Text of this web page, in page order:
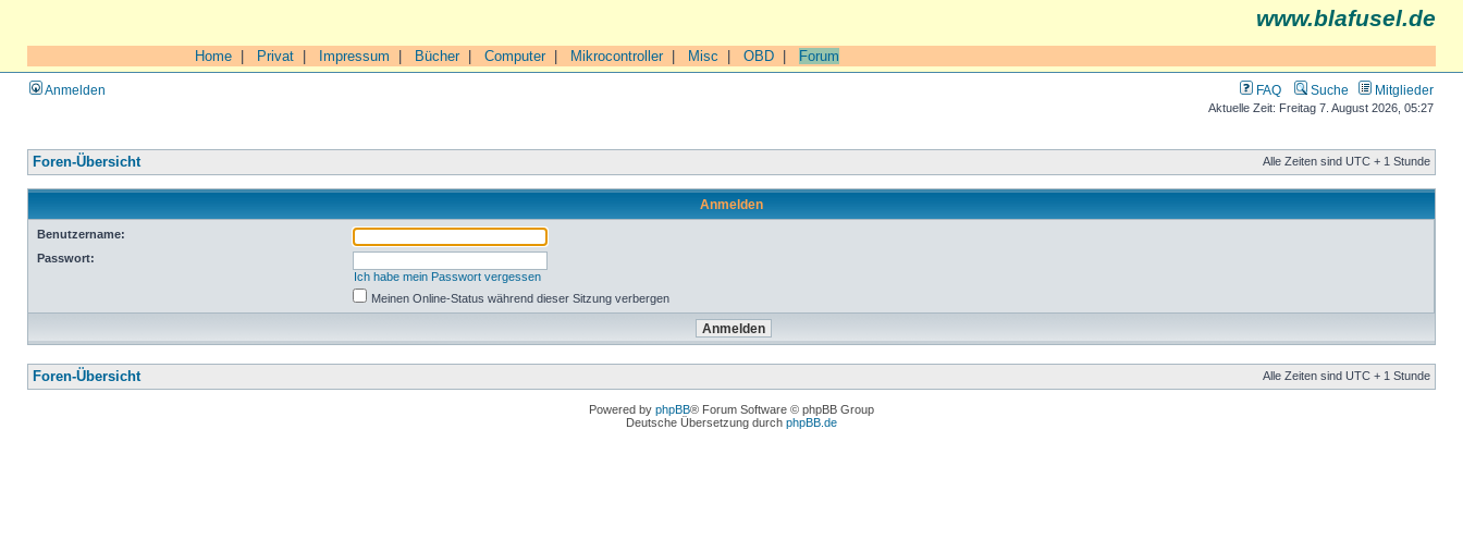
www.blafusel.de
Home Privat Impressum Bücher| Computer| Mikrocontroller| Misc OBD Forum
Anmelden FAQ Suche Mitglieder
Aktuelle Zeit: Freitag 7. August 2026, 05:27
Foren-Übersicht Alle Zeiten sind UTC + 1 Stunde
Anmelden
Benutzername:
Passwort:
Ich habe mein Passwort vergessen
Meinen Online-Status während dieser Sitzung verbergen
Foren-Übersicht Alle Zeiten sind UTC + 1 Stunde
Powered by phpBB® Forum Software © phpBB Group
Deutsche Übersetzung durch phpBB.de